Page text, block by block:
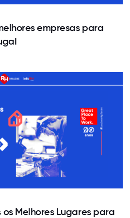
empresas para
Melhores Lugares para